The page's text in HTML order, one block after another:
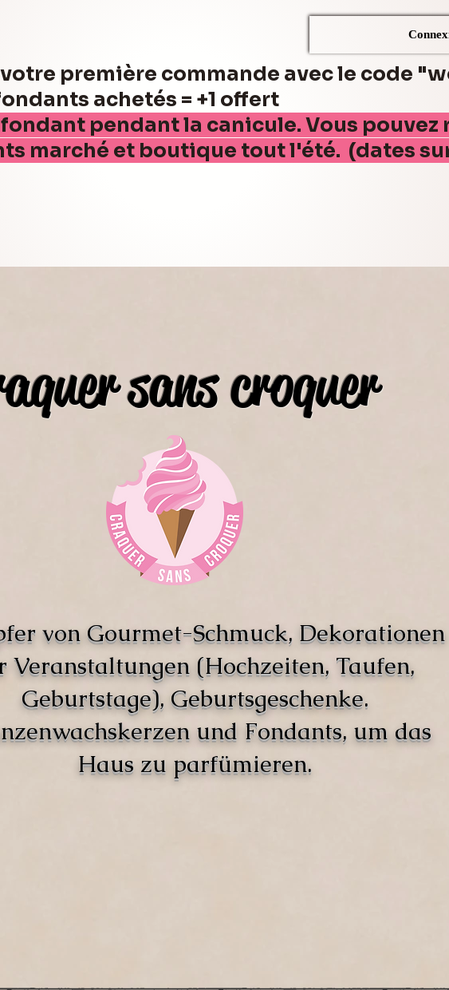
première commande avec le code
achetés = +1 offert
pendant la canicule. Vous pouvez
marché et boutique tout l'été. (dates
sans croquer
von Gourmet-Schmuck, Dekorationen
Veranstaltungen (Hochzeiten, Taufen,
Geburtstage), Geburtsgeschenke.
und Fondants, um das
Haus zu parfümieren.